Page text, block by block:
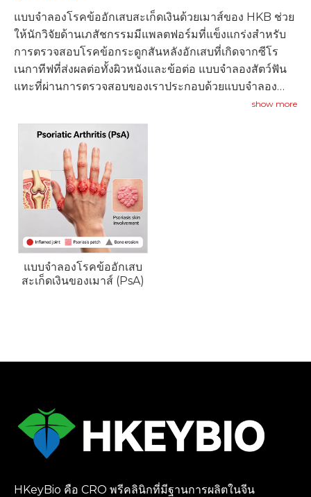
แบบจำลองโรคข้ออักเสบสะเก็ดเงินด้วยเมาส์ของ HKB ช่วย
ให้นักวิจัยด้านเภสัชกรรมมีแพลตฟอร์มที่แข็งแกร่งสำหรับ
การตรวจสอบโรคข้อกระดูกสันหลังอักเสบที่เกิดจากซีโร
เนกาทีฟที่ส่งผลต่อทั้งผิวหนังและข้อต่อ แบบจำลองสัตว์ฟัน
แทะที่ผ่านการตรวจสอบของเราประกอบด้วยแบบจำลอง
แปลงพันธุ์ PsA ที่เกิดจาก IL-23, HLA-B27 และแบบจำลอง
ที่เกิดขึ้นเองซึ่งแสดงถึงลักษณะเฉพาะของเอนเธสิทิส แด
คทิลอักเสบ และการมีส่วนร่วมทางผิวหนังของ PsA แบบ
จำลองเหล่านี้สนับสนุนการประเมินสารยับยั้ง IL-17, สาร
ยับยั้ง IL-23 และแนวทางการปรับภูมิคุ้มกันแบบใหม่
show more
แบบจำลองโรคข้ออักเสบ
สะเก็ดเงินของเมาส์ (PsA)
HKeyBio คือ CRO พรีคลินิกที่มีฐานการผลิตในจีน